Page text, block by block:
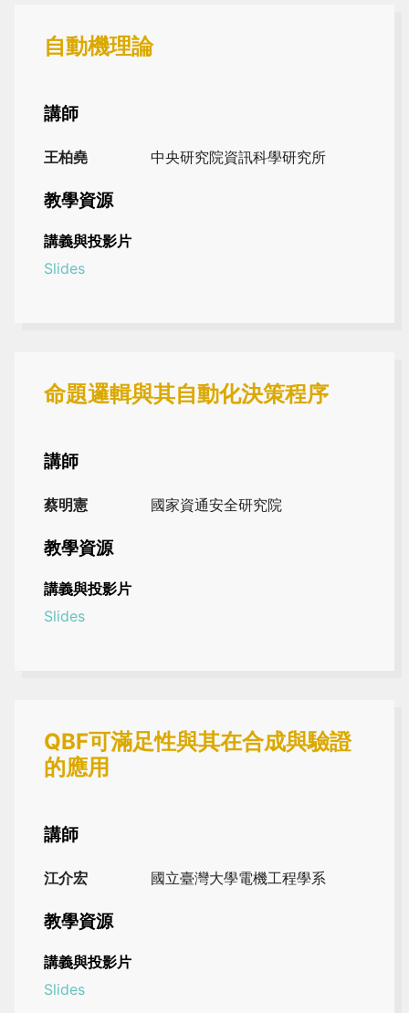
自動機理論
講師
王柏堯 中央研究院資訊科學研究所
教學資源
講義與投影片
Slides
命題邏輯與其自動化決策程序
講師
蔡明憲 國家資通安全研究院
教學資源
講義與投影片
Slides
QBF可滿足性與其在合成與驗證
的應用
講師
江介宏 國立臺灣大學電機工程學系
教學資源
講義與投影片
Slides